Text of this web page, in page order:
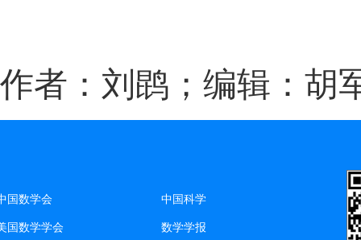
作者：刘鹍；编辑：胡
国数学会 中国科学
国数学学会 数学学报